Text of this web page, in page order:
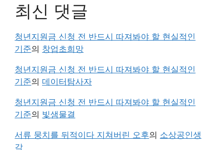
최신 댓글
청년지원금 신청 전 반드시 따져봐야 할 현실적인
기준의 창업초희망
청년지원금 신청 전 반드시 따져봐야 할 현실적인
기준의 데이터탐사자
청년지원금 신청 전 반드시 따져봐야 할 현실적인
기준의 빛샘물결
서류 뭉치를 뒤적이다 지쳐버린 오후의 소상공인생
각